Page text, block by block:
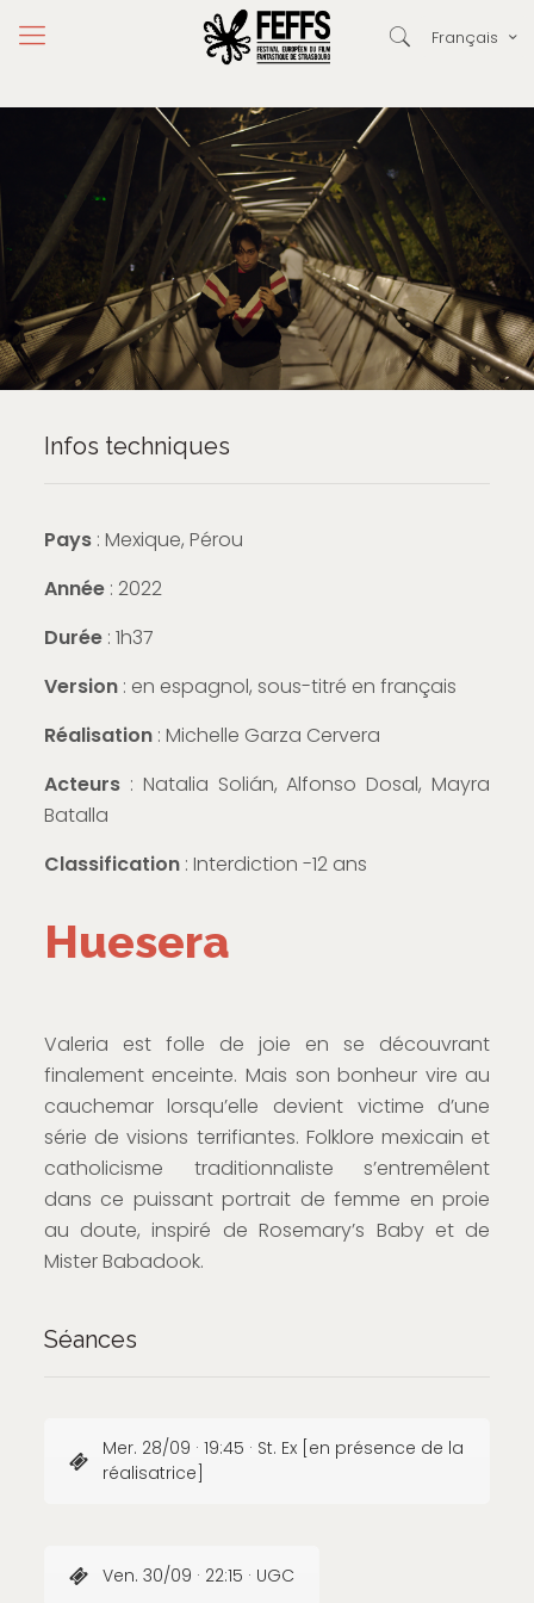
Français
Infos techniques
Pays : Mexique, Pérou
Année : 2022
Durée: 1h37
Version : en espagnol, sous-titré en français
Réalisation: Michelle Garza Cervera
Acteurs: Natalia Solián, Alfonso Dosal, Mayra
Batalla
Classification : Interdiction -12 ans
Huesera
Valeria est folle de joie en se découvrant
finalement enceinte. Mais son bonheur vire au
cauchemar lorsqu’elle devient victime d’une
série de visions terrifiantes. Folklore mexicain et
catholicisme traditionnaliste s’entremêlent
dans ce puissant portrait de femme en proie
au doute, inspiré de Rosemary’s Baby et de
Mister Babadook.
Séances
Mer. 28/09 · 19:45 · St. Ex [en présence de la
réalisatrice]
Ven. 30/09 · 22:15 · UGC